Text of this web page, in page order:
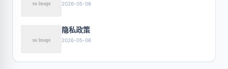
2026-05-06
隐私政策
2026-05-06